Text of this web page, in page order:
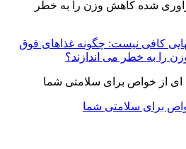
کافی نیست: چگونه غذاهای فوق
را به خطر می اندازند؟
خواص برای سلامتی شما